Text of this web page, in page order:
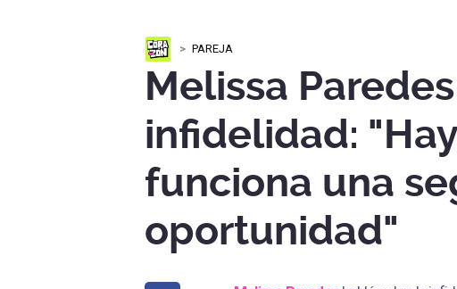
PAREJA
Melissa
infidelidad:
funciona una
oportunidad"